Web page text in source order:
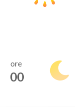
ore
00